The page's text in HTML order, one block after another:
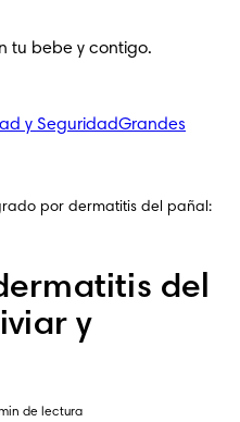
tu bebe y contigo.
y SeguridadGrandes
por dermatitis del pañal:
del
y
de lectura